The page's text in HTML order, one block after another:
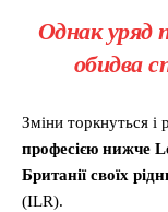
Однак уряд
обидва
Зміни торкнуться і
професією нижче
Британії своїх
(ILR).